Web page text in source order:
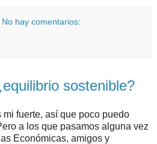
No hay comentarios:
sostenible?
mi fuerte, así que poco puedo
a los que pasamos alguna vez
Económicas, amigos y